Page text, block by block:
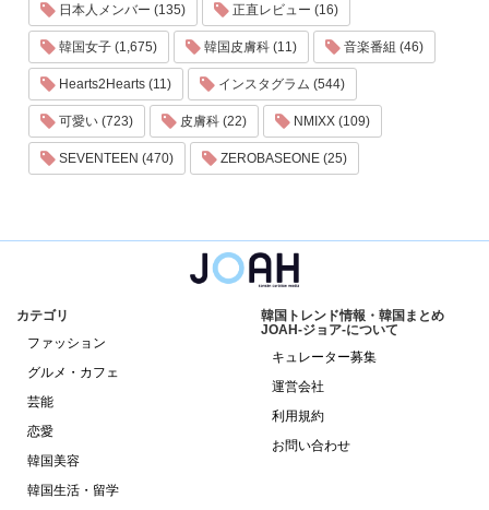
日本人メンバー (135) 正直レビュー (16)
韓国女子 (1,675) 韓国皮膚科 (11) 音楽番組 (46)
Hearts2Hearts (11) インスタグラム (544)
可愛い (723) 皮膚科 (22) NMIXX (109)
SEVENTEEN (470) ZEROBASEONE (25)
カテゴリ
ファッション
グルメ・カフェ
芸能
恋愛
韓国美容
韓国生活・留学
韓国トレンド情報・韓国まとめ
JOAH-ジョア-について
キュレーター募集
運営会社
利用規約
お問い合わせ